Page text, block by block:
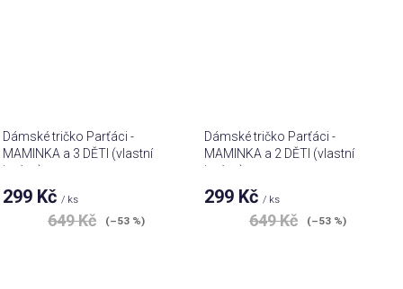
Dámské tričko Parťáci -
MAMINKA a 3 DĚTI (vlastní
jména)
299 Kč/ ks
649 Kč (–53 %)
Dámské tričko Parťáci -
MAMINKA a 2 DĚTI (vlastní
jména)
299 Kč/ ks
649 Kč (–53 %)